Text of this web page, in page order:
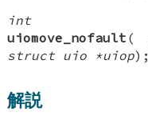
int
uiomove_nofault (
struct uio *uiop);
解説